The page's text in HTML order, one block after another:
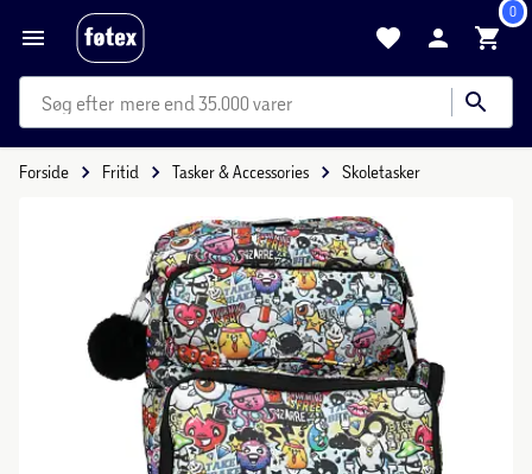
0
mere end 35.000 varer
Forside Fritid Tasker & Accessories Skoletasker